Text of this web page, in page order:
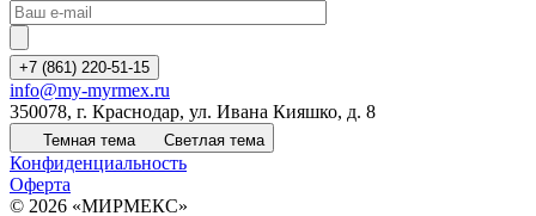
+7 (861) 220-51-15
info@my-myrmex.ru
350078, г. Краснодар, ул. Ивана Кияшко, д. 8
Темная тема Светлая тема
Конфиденциальность
Оферта
© 2026 «МИРМЕКС»